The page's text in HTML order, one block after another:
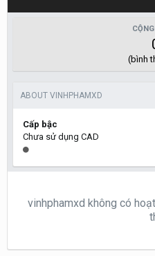
(bình
ABOUT VINHPHAMXD
Cấp bậc
Chưa sử dụng CAD
vinhphamxd không có